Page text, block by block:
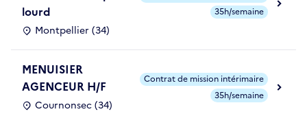
lourd
Montpellier (34)
35h/semaine
MENUISIER
AGENCEUR H/F
Cournonsec (34)
Contrat de mission intérimaire
35h/semaine